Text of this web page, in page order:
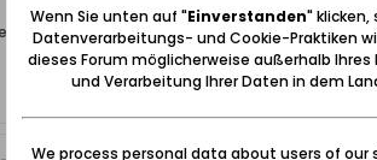
Wenn Sie unten auf "Einverstanden"
Datenverarbeitungs- und Cookie-Praktiken
dieses Forum möglicherweise außerhalb
und Verarbeitung Ihrer Daten in dem
We process personal data about users of